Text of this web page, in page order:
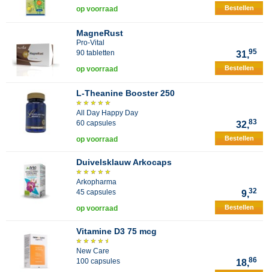
op voorraad Bestellen
MagneRust
Pro-Vital
90 tabletten
31,95
op voorraad Bestellen
L-Theanine Booster 250
All Day Happy Day
60 capsules
32,83
op voorraad Bestellen
Duivelsklauw Arkocaps
Arkopharma
45 capsules
9,32
op voorraad Bestellen
Vitamine D3 75 mcg
New Care
100 capsules
18,86